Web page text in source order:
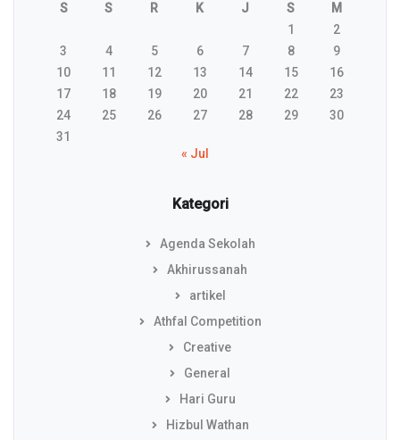
S
S R K J S
M
1
2
3
4 5 6 7 8
9
10
11 12 13 14 15
16
17
18 19 20 21 22
23
24
25 26 27 28 29
30
31
« Jul
Kategori
Agenda Sekolah
Akhirussanah
artikel
Athfal Competition
Creative
General
Hari Guru
Hizbul Wathan